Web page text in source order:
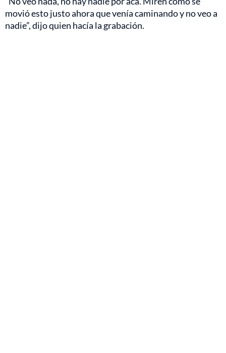
movió esto justo ahora que venía caminando y no veo a
nadie”, dijo quien hacía la grabación.